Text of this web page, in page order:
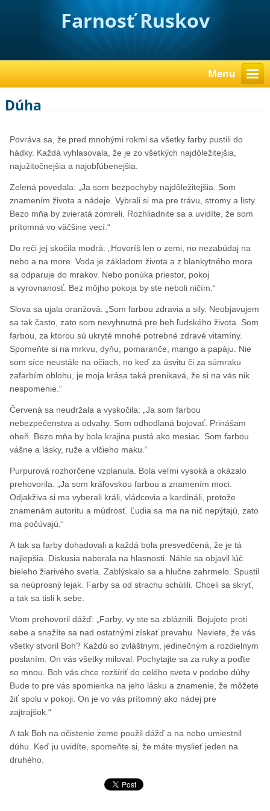
Farnosť Ruskov
Menu
Dúha
Povráva sa, že pred mnohými rokmi sa všetky farby pustili do
hádky. Každá vyhlasovala, že je zo všetkých najdôležitejšia,
najužitočnejšia a najobľúbenejšia.
Zelená povedala: „Ja som bezpochyby najdôležitejšia. Som
znamením života a nádeje. Vybrali si ma pre trávu, stromy a listy.
Bezo mňa by zvieratá zomreli. Rozhliadnite sa a uvidíte, že som
prítomná vo väčšine vecí.“
Do reči jej skočila modrá: „Hovoríš len o zemi, no nezabúdaj na
nebo a na more. Voda je základom života a z blankytného mora
sa odparuje do mrakov. Nebo ponúka priestor, pokoj
a vyrovnanosť. Bez môjho pokoja by ste neboli ničím.“
Slova sa ujala oranžová: „Som farbou zdravia a sily. Neobjavujem
sa tak často, zato som nevyhnutná pre beh ľudského života. Som
farbou, za ktorou sú ukryté mnohé potrebné zdravé vitamíny.
Spomeňte si na mrkvu, dyňu, pomaranče, mango a papáju. Nie
som síce neustále na očiach, no keď za úsvitu či za súmraku
zafarbím oblohu, je moja krása taká prenikavá, že si na vás nik
nespomenie.“
Červená sa neudržala a vyskočila: „Ja som farbou
nebezpečenstva a odvahy. Som odhodlaná bojovať. Prinášam
oheň. Bezo mňa by bola krajina pustá ako mesiac. Som farbou
vášne a lásky, ruže a vlčieho maku.“
Purpurová rozhorčene vzplanula. Bola veľmi vysoká a okázalo
prehovorila. „Ja som kráľovskou farbou a znamením moci.
Odjakživa si ma vyberali králi, vládcovia a kardináli, pretože
znamenám autoritu a múdrosť. Ľudia sa ma na nič nepýtajú, zato
ma počúvajú.“
A tak sa farby dohadovali a každá bola presvedčená, že je tá
najlepšia. Diskusia naberala na hlasnosti. Náhle sa objavil lúč
bieleho žiarivého svetla. Zablýskalo sa a hlučne zahrmelo. Spustil
sa neúprosný lejak. Farby sa od strachu schúlili. Chceli sa skryť,
a tak sa tisli k sebe.
Vtom prehovoril dážď: „Farby, vy ste sa zbláznili. Bojujete proti
sebe a snažíte sa nad ostatnými získať prevahu. Neviete, že vás
všetky stvoril Boh? Každú so zvláštnym, jedinečným a rozdielnym
poslaním. On vás všetky miloval. Pochytajte sa za ruky a poďte
so mnou. Boh vás chce rozšíriť do celého sveta v podobe dúhy.
Bude to pre vás spomienka na jeho lásku a znamenie, že môžete
žiť spolu v pokoji. On je vo vás prítomný ako nádej pre
zajtrajšok.“
A tak Boh na očistenie zeme použil dážď a na nebo umiestnil
dúhu. Keď ju uvidíte, spomeňte si, že máte myslieť jeden na
druhého.